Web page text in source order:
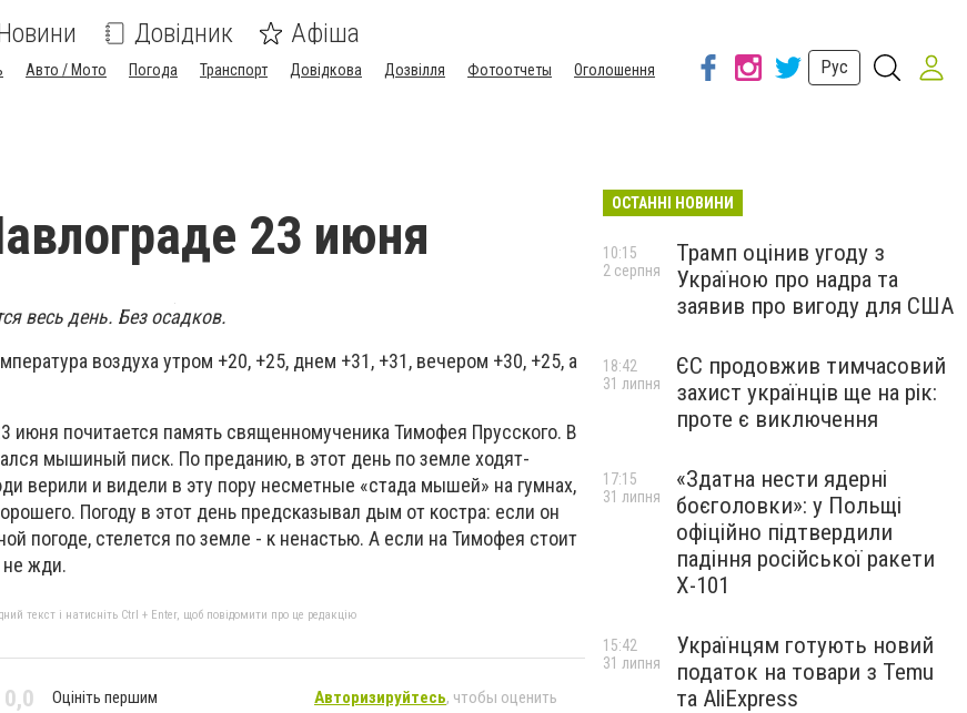
Довідник Афіша
Авто / Мото Погода Транспорт Довідкова Дозвілля Фотоотчеты
Оголошення
Рус
23 июня
весь день. Без осадков.
воздуха утром +20, +25, днем +31, +31, вечером +30, +25, а
июня почитается память священномученика Тимофея Прусского. В
мышиный писк. По преданию, в этот день по земле ходят-
верили и видели в эту пору несметные «стада мышей» на гумнах,
Погоду в этот день предсказывал дым от костра: если он
погоде, стелется по земле - к ненастью. А если на Тимофея стоит
не жди.
текст і натисніть Ctrl + Enter, щоб повідомити про це редакцію
0,0 Оцініть першим Авторизируйтесь, чтобы оценить
ОСТАННІ НОВИНИ
Трамп оцінив угоду з
Україною про надра та
заявив про вигоду для США
10:15
2 серпня
ЄС продовжив тимчасовий
захист українців ще на рік:
проте є виключення
18:42
31 липня
«Здатна нести ядерні
боєголовки»: у Польщі
офіційно підтвердили
падіння російської ракети
Х-101
17:15
31 липня
Українцям готують новий
податок на товари з Temu
та AliExpress
15:42
31 липня